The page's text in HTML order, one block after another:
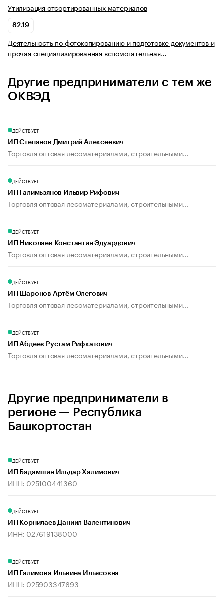
Утилизация отсортированных материалов
82.19
Деятельность по фотокопированию и подготовке документов и
прочая специализированная вспомогательная…
Другие предприниматели с тем же
ОКВЭД
ДЕЙСТВУЕТ
ИП Степанов Дмитрий Алексеевич
Торговля оптовая лесоматериалами, строительными...
ДЕЙСТВУЕТ
ИП Галимьзянов Ильвир Рифович
Торговля оптовая лесоматериалами, строительными...
ДЕЙСТВУЕТ
ИП Николаев Константин Эдуардович
Торговля оптовая лесоматериалами, строительными...
ДЕЙСТВУЕТ
ИП Шаронов Артём Олегович
Торговля оптовая лесоматериалами, строительными...
ДЕЙСТВУЕТ
ИП Абдеев Рустам Рифкатович
Торговля оптовая лесоматериалами, строительными...
Другие предприниматели в
регионе — Республика
Башкортостан
ДЕЙСТВУЕТ
ИП Бадамшин Ильдар Халимович
ИНН: 025100441360
ДЕЙСТВУЕТ
ИП Корнилаев Даниил Валентинович
ИНН: 027619138000
ДЕЙСТВУЕТ
ИП Галимова Ильвина Ильясовна
ИНН: 025903347693